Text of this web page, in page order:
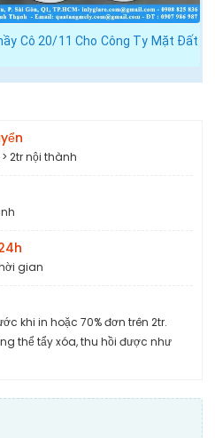
Cô 20/11 Cho Công Ty Mặt Đất
2tr nội thành
gian
khi in hoặc 70% đơn trên 2tr.
thể tẩy xóa, thu hồi được như